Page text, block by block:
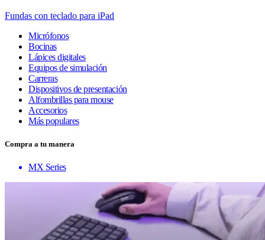
Fundas con teclado para iPad
Micrófonos
Bocinas
Lápices digitales
Equipos de simulación
Carreras
Dispositivos de presentación
Alfombrillas para mouse
Accesorios
Más populares
Compra a tu manera
MX Series